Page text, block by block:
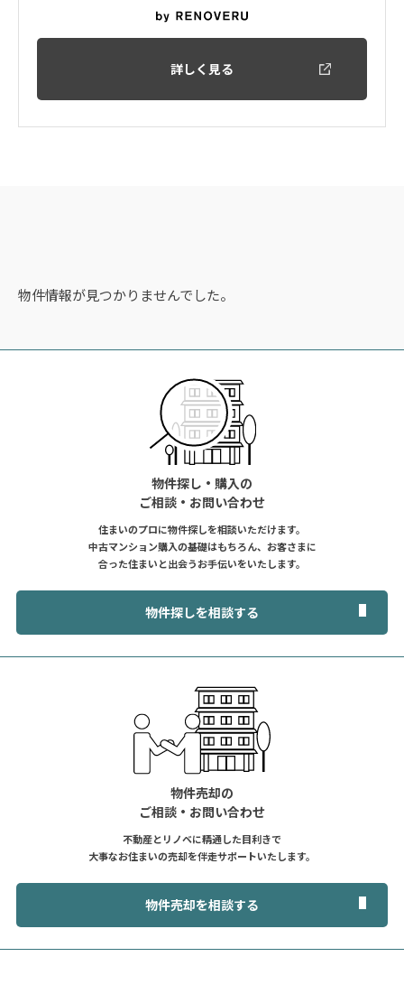
詳しく見る
物件情報が見つかりませんでした。
物件探し・購入の
ご相談・お問い合わせ
住まいのプロに物件探しを相談いただけます。
中古マンション購入の基礎はもちろん、お客さまに
合った住まいと出会うお手伝いをいたします。
物件探しを相談する
物件売却の
ご相談・お問い合わせ
不動産とリノベに精通した目利きで
大事なお住まいの売却を伴走サポートいたします。
物件売却を相談する